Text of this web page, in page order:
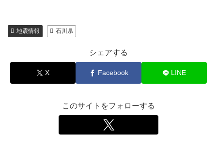
地震情報 石川県
シェアする
X Facebook LINE
このサイトをフォローする